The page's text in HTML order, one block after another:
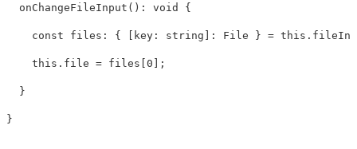
onChangeFileInput (): void {
const files : { key : string ]: File } = this .
this . file = files 0 ];
}
}